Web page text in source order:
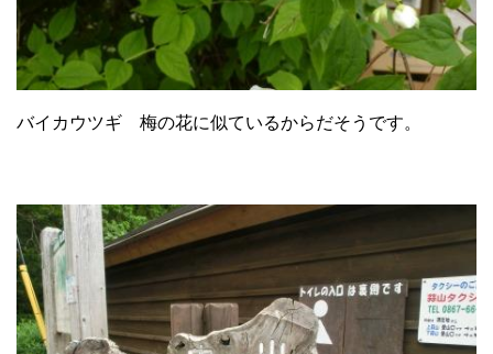
バイカウツギ 梅の花に似ているからだそうです。